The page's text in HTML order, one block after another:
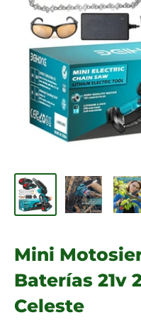
Mini
Baterías 21v
Celeste